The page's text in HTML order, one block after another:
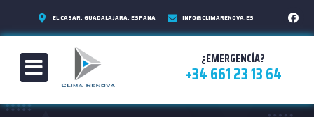
EL CASAR, GUADALAJARA, ESPAÑA INFO@CLIMARENOVA.ES
¿EMERGENCÍA?
+34 661 23 13 64